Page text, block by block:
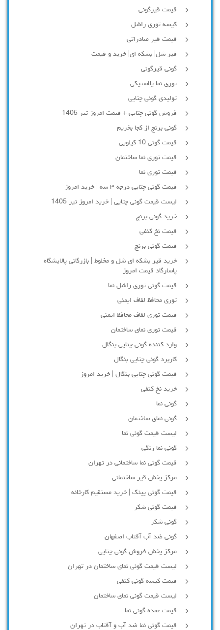
قیمت قیرگونی
کیسه توری راشل
قیمت قیر صادراتی
قیر شل| بشکه ای| خرید و قیمت
گونی قیرگونی
توری نما پلاستیکی
تولیدی گونی چتایی
فروش گونی چتایی + قیمت امروز تیر 1405
گونی برنج از کجا بخریم
قیمت گونی 10 کیلویی
قیمت توری نما ساختمان
قیمت توری نما
قیمت گونی چتایی درجه ۳ سه | خرید امروز
لیست قیمت گونی چتایی | خرید امروز تیر 1405
خرید گونی برنج
قیمت نخ کنفی
قیمت گونی برنج
خرید قیر بشکه ای شل و مخلوط | بازرگانی پالایشگاه
پاسارگاد قیمت امروز
قیمت گونی توری راشل نما
توری محافظ لفاف ایمنی
قیمت توری لفاف محافظ ایمنی
قیمت توری نمای ساختمان
وارد کننده گونی چتایی بنگال
کاربرد گونی چتایی بنگال
قیمت گونی چتایی بنگال | خرید امروز
خرید نخ کنفی
گونی نما
گونی نمای ساختمان
لیست قیمت گونی نما
گونی نما رنگی
قیمت گونی نما ساختمانی در تهران
مرکز پخش قیر ساختمانی
قیمت گونی پینک | خرید مستقیم کارخانه
قیمت گونی شکر
گونی شکر
گونی ضد آب آفتاب اصفهان
مرکز پخش فروش گونی چتایی
لیست قیمت گونی نمای ساختمان در تهران
قیمت کیسه گونی کنفی
لیست قیمت گونی نمای ساختمان
قیمت عمده گونی نما
قیمت گونی نما ضد آب و آفتاب در تهران